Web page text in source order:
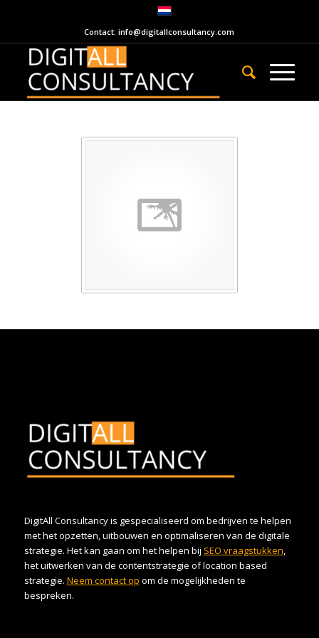
Contact: info@digitallconsultancy.com
DigitAll Consultancy is gespecialiseerd om bedrijven te helpen
met het opzetten, uitbouwen en optimaliseren van de digitale
strategie. Het kan gaan om het helpen bij SEO vraagstukken,
het uitwerken van de contentstrategie of location based
strategie. Neem contact op om de mogelijkheden te
bespreken.